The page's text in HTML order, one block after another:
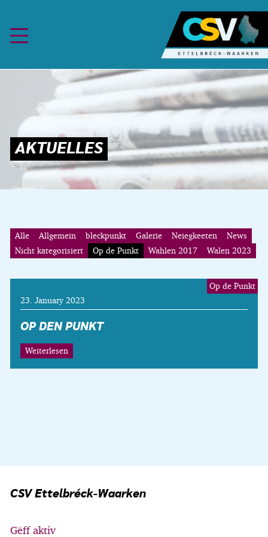
Alle Allgemein bleckpunkt Galerie Neiegkeeten
News
Nicht kategorisiert
Op de Punkt Wahlen 2017 Walen 2023
OP DEN PUNKT
Weiterlesen
23. January 2023
Op de Punkt
CSV Ettelbréck-Waarken
Gëff aktiv